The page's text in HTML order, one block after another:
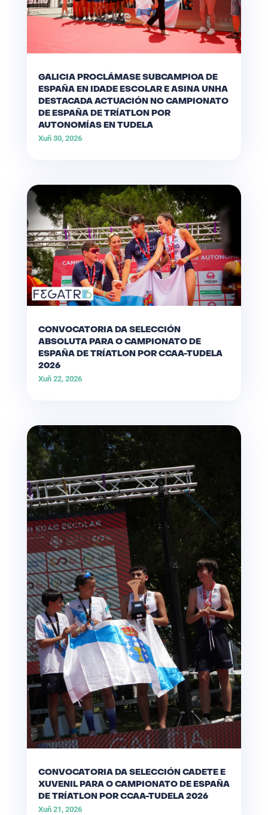
GALICIA PROCLÁMASE SUBCAMPIOA DE
ESPAÑA EN IDADE ESCOLAR E ASINA UNHA
DESTACADA ACTUACIÓN NO CAMPIONATO
DE ESPAÑA DE TRÍATLON POR
AUTONOMÍAS EN TUDELA
Xuñ 30, 2026
CONVOCATORIA DA SELECCIÓN
ABSOLUTA PARA O CAMPIONATO DE
ESPAÑA DE TRÍATLON POR CCAA-TUDELA
2026
Xuñ 22, 2026
CONVOCATORIA DA SELECCIÓN CADETE E
XUVENIL PARA O CAMPIONATO DE ESPAÑA
DE TRÍATLON POR CCAA-TUDELA 2026
Xuñ 21, 2026